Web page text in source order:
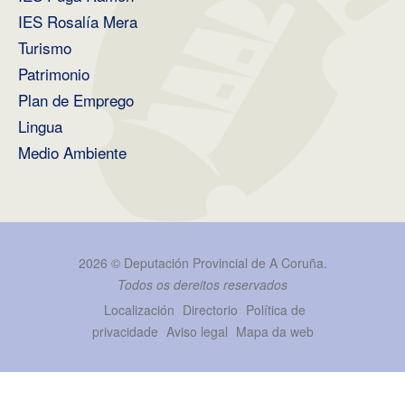
IES Rosalía Mera
Turismo
Patrimonio
Plan de Emprego
Lingua
Medio Ambiente
2026 © Deputación Provincial de A Coruña.
Todos os dereitos reservados
Localización Directorio Política de
privacidade Aviso legal Mapa da web